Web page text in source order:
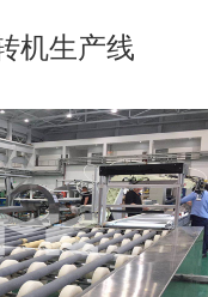
机生产线